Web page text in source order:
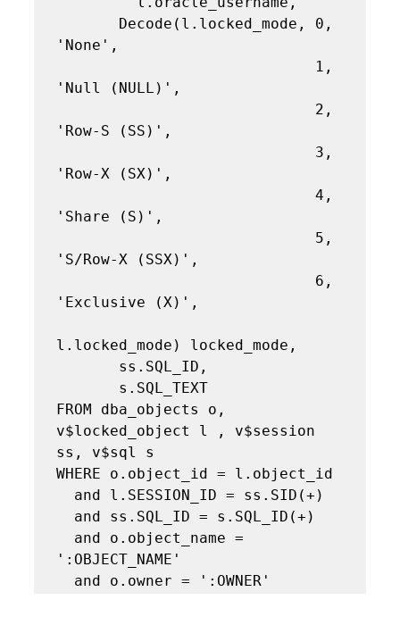
'None',
'Null (NULL)',
'Row-S (SS)',
'Row-X (SX)',
'Share (S)',
'S/Row-X (SSX)',
'Exclusive (X)',
l.locked_mode) locked_mode,
FROM dba_objects o,
v$locked_object l , v$session
ss, v$sql s
WHERE o.object_id = l.object_id
':OBJECT_NAME'
  and o.owner = ':OWNER'